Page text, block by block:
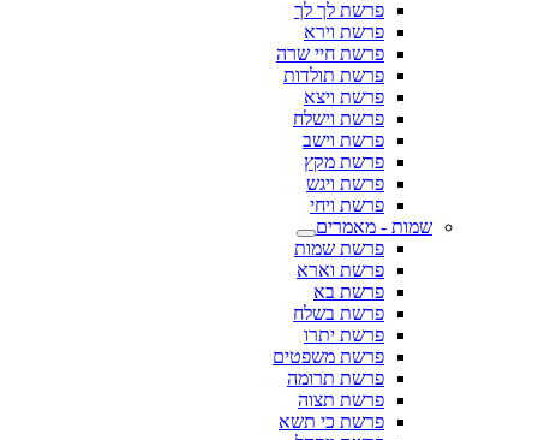
פרשת לך לך
פרשת וירא
פרשת חיי שרה
פרשת תולדות
פרשת ויצא
פרשת וישלח
פרשת וישב
פרשת מקץ
פרשת ויגש
פרשת ויחי
שמות - מאמרים
פרשת שמות
פרשת וארא
פרשת בא
פרשת בשלח
פרשת יתרו
פרשת משפטים
פרשת תרומה
פרשת תצוה
פרשת כי תשא